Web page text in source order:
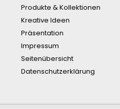
Produkte & Kollektionen
Kreative Ideen
Präsentation
Impressum
Seitenübersicht
Datenschutzerklärung